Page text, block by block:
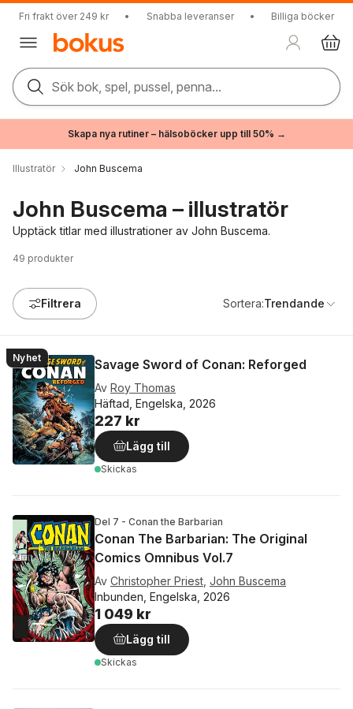
Fri frakt över 249 kr • Snabba leveranser • Billiga böcker
Sök bok, spel, pussel, penna...
Skapa nya rutiner – hälsoböcker upp till 50% →
Illustratör John Buscema
John Buscema – illustratör
Upptäck titlar med illustrationer av John Buscema.
49 produkter
Filtrera Sortera:Trendande
Nyhet Savage Sword of Conan: Reforged
Av Roy Thomas
Häftad, Engelska, 2026
227 kr
Lägg till
Skickas
Del 7 - Conan the Barbarian
Conan The Barbarian: The Original
Comics Omnibus Vol.7
Av Christopher Priest John Buscema
Inbunden, Engelska, 2026
1 049 kr
Lägg till
Skickas